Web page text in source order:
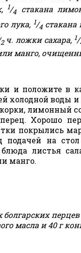
1/4стакана
лука, 1/4стакана
2ч. ложки сахара, 1/
манго,
и положите в
холодной воды
лимонный
Хорошо
покрылись
подачей на
листья
манго.
масла и 40 г